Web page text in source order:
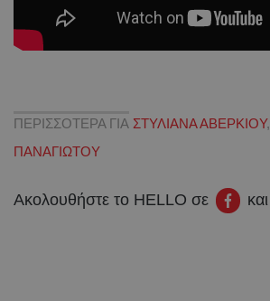
ΠΕΡΙΣΣΟΤΕΡΑ ΓΙΑ ΣΤΥΛΙΑΝΑ ΑΒΕΡΚΙΟΥ,
ΠΑΝΑΓΙΩΤΟΥ
Ακολουθήστε το HELLO σε και